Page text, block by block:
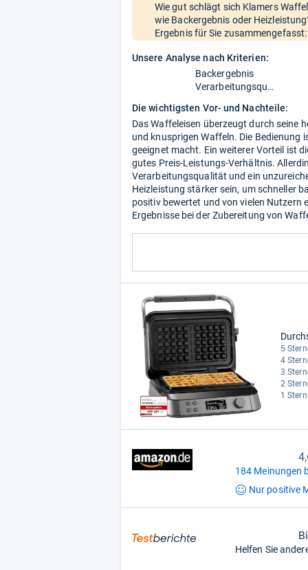
Wie gut schlägt sich Klamers
wie Backergebnis oder
Ergebnis für Sie zusammengefasst:
Unsere Analyse nach Kriterien:
Backergebnis
Verarbeitungsqualität
Die wichtigsten Vor- und Nachteile:
Das Waffeleisen überzeugt durch seine
und knusprigen Waffeln. Die
geeignet macht. Ein weiterer Vorteil ist
gutes Preis-Leistungs-Verhältnis.
Verarbeitungsqualität und ein
Heizleistung stärker sein, um schneller
positiv bewertet und von vielen Nutzern
Ergebnisse bei der Zubereitung von
5
4
3
2
1 Stern
184 Meinungen
Nur positive
Helfen Sie